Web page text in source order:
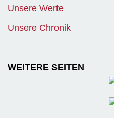
Unsere Werte
Unsere Chronik
WEITERE SEITEN